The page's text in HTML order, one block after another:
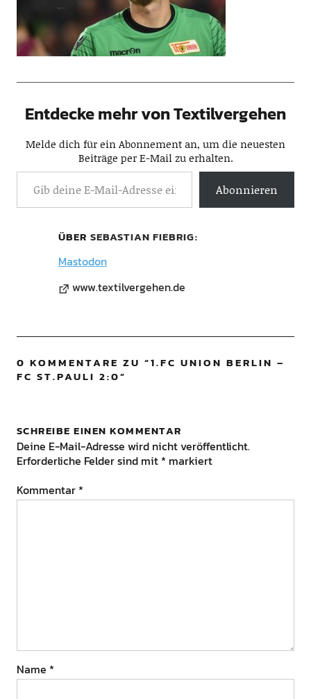
Entdecke mehr von Textilvergehen
Melde dich für ein Abonnement an, um die neuesten
Beiträge per E-Mail zu erhalten.
Abonnieren
ÜBER SEBASTIAN FIEBRIG
Mastodon
www.textilvergehen.de
0 KOMMENTARE ZU “1.FC UNION BERLIN –
FC ST.PAULI 2:0”
SCHREIBE EINEN KOMMENTAR
Deine E-Mail-Adresse wird nicht veröffentlicht.
Erforderliche Felder sind mit * markiert
Kommentar *
Name *